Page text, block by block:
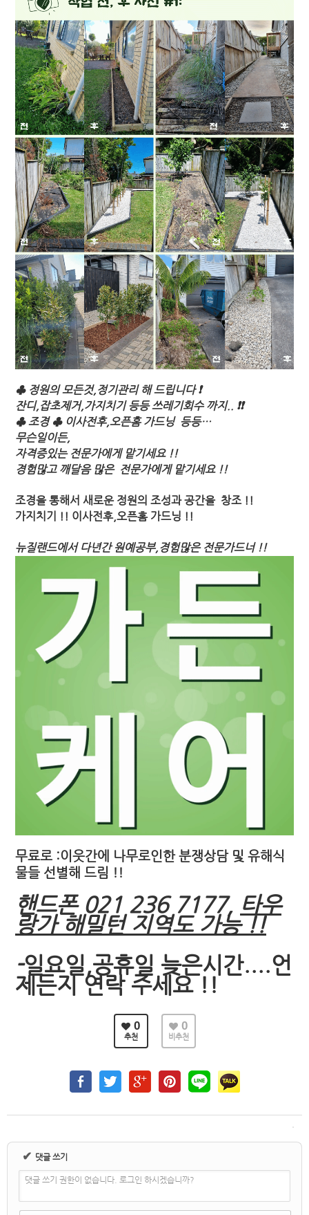
♣ 정원의 모든것,정기관리 해 드립니다 ❗
잔디,잡초제거,가지치기 등등 쓰레기회수 까지.. ❗❗
♣ 조경 ♣ 이사전후,오픈홈 가드닝 등등…
무슨일이든,
자격증있는 전문가에게 맡기세요 !!
경험많고 깨달음 많은 전문가에게 맡기세요 !!
조경을 통해서 새로운 정원의 조성과 공간을 창조 !!
가지치기 !! 이사전후,오픈홈 가드닝 !!
뉴질랜드에서 다년간 원예공부,경험많은 전문가드너 !!
무료로 :이웃간에 나무로인한 분쟁상담 및 유해식
물들 선별해 드림 !!
핸드폰 021 236 7177, 타우
랑가 해밀턴 지역도 가능 !!
-일요일,공휴일 늦은시간....언
제든지 연락 주세요 !!
0
추천
0
비추천
✔ 댓글 쓰기
댓글 쓰기 권한이 없습니다. 로그인 하시겠습니까?